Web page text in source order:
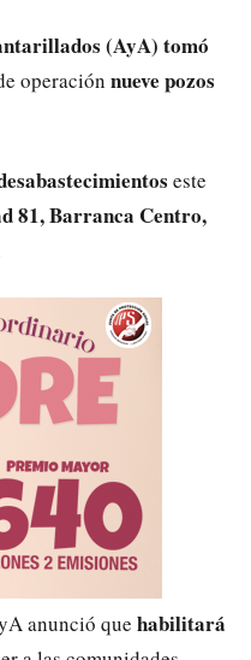
(AyA) tomó
operación nueve pozos
este
81, Barranca Centro,
anunció que habilitará